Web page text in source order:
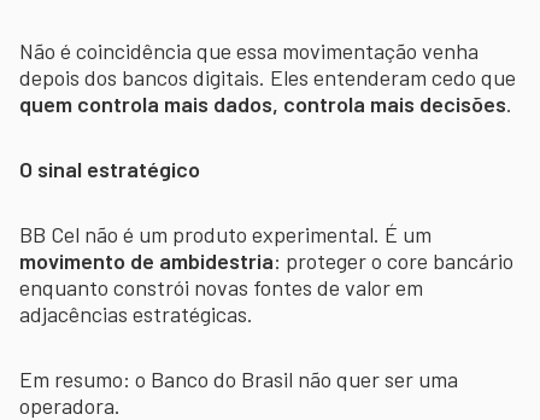
Não é coincidência que essa movimentação venha
depois dos bancos digitais. Eles entenderam cedo que
quem controla mais dados, controla mais decisões.
O sinal estratégico
BB Cel não é um produto experimental. É um
movimento de ambidestria: proteger o core bancário
enquanto constrói novas fontes de valor em
adjacências estratégicas.
Em resumo: o Banco do Brasil não quer ser uma
operadora.